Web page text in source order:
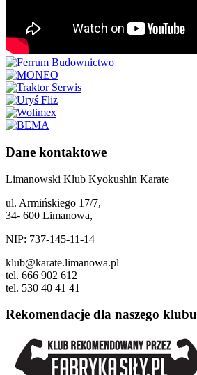
Dane kontaktowe
Limanowski Klub Kyokushin Karate
ul. Armińskiego 17/7,
34- 600 Limanowa,
NIP: 737-145-11-14
klub@karate.limanowa.pl
tel. 666 902 612
tel. 530 40 41 41
Rekomendacje dla naszego klubu